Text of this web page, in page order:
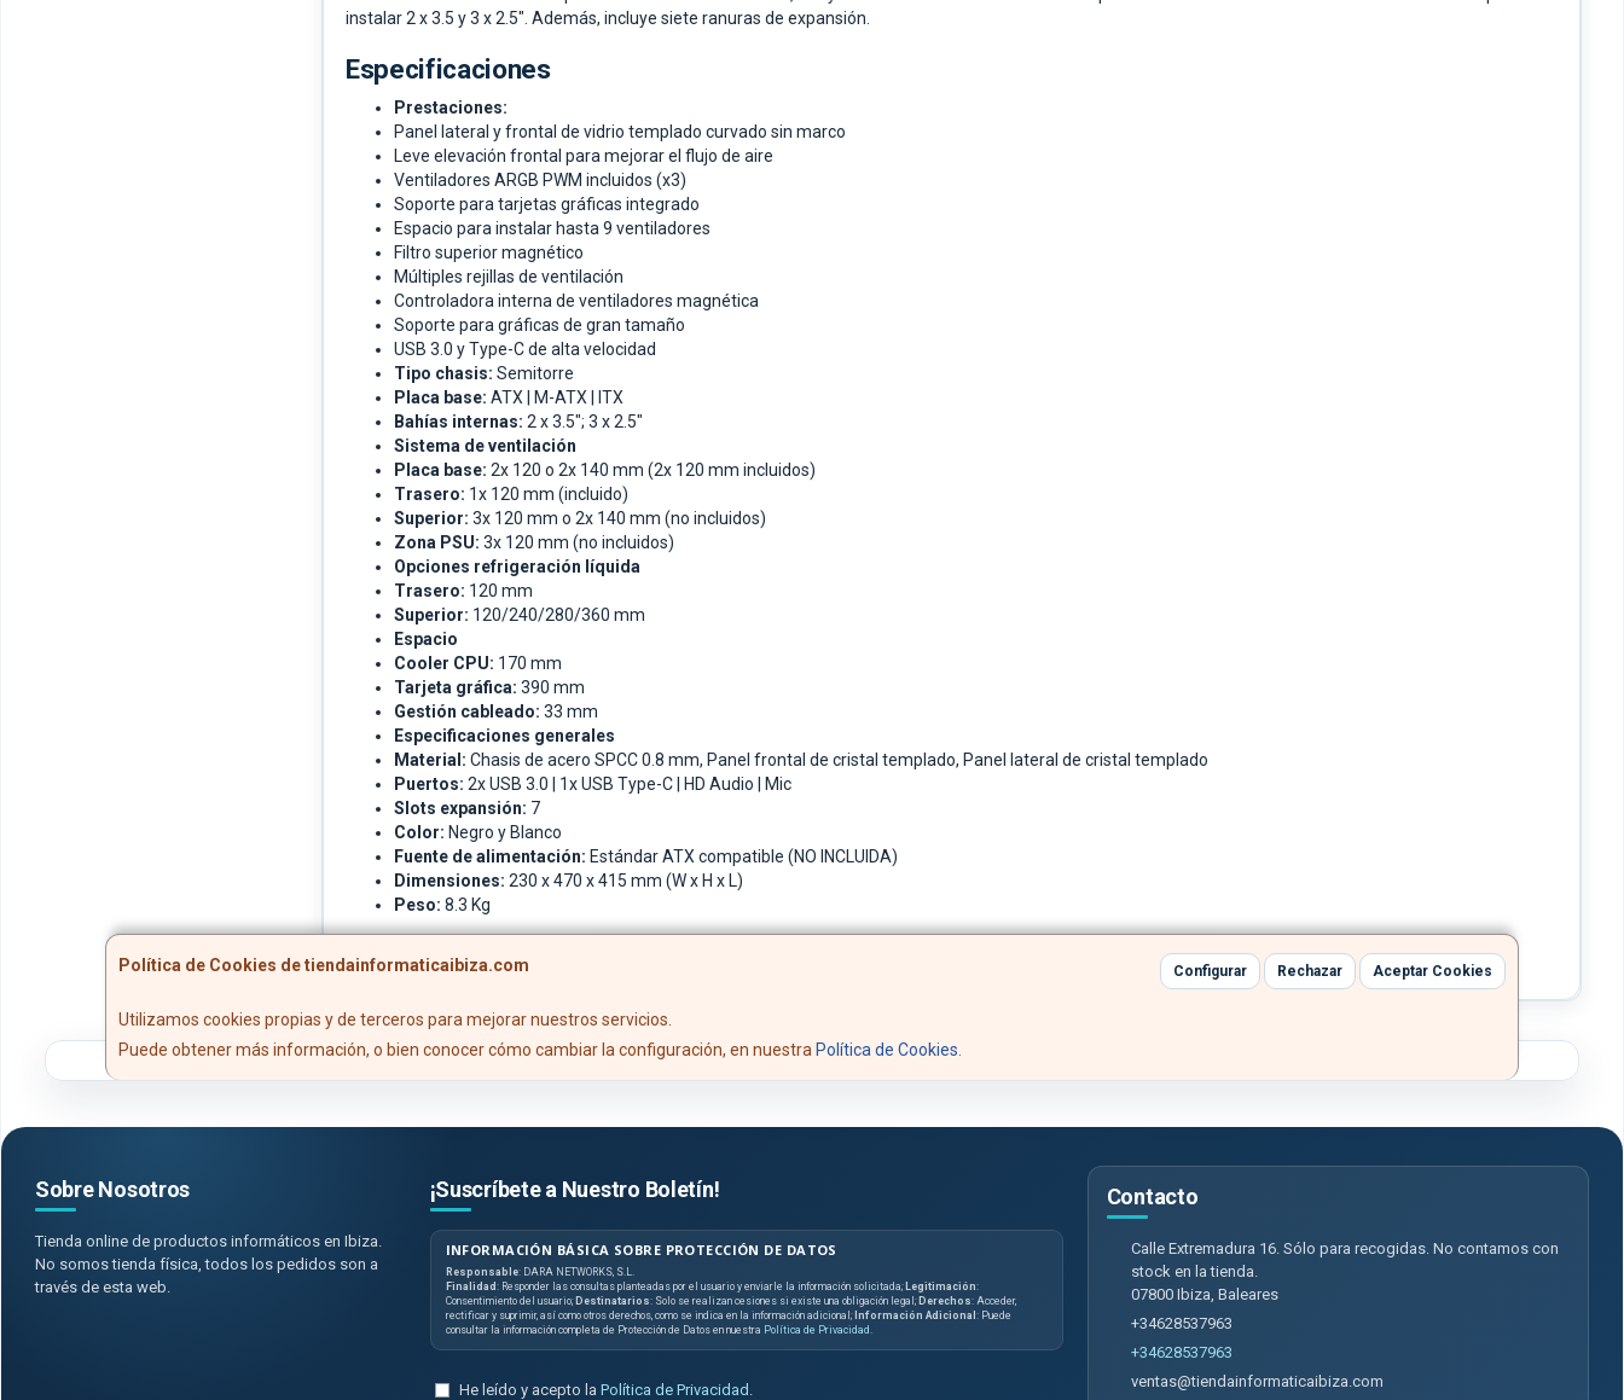
instalar 2 x 3.5 y 3 x 2.5". Además, incluye siete ranuras de expansión.
Especificaciones
Prestaciones:
Panel lateral y frontal de vidrio templado curvado sin marco
Leve elevación frontal para mejorar el flujo de aire
Ventiladores ARGB PWM incluidos (x3)
Soporte para tarjetas gráficas integrado
Espacio para instalar hasta 9 ventiladores
Filtro superior magnético
Múltiples rejillas de ventilación
Controladora interna de ventiladores magnética
Soporte para gráficas de gran tamaño
USB 3.0 y Type-C de alta velocidad
Tipo chasis: Semitorre
Placa base: ATX | M-ATX | ITX
Bahías internas: 2 x 3.5"; 3 x 2.5"
Sistema de ventilación
Placa base: 2x 120 o 2x 140 mm (2x 120 mm incluidos)
Trasero: 1x 120 mm (incluido)
Superior: 3x 120 mm o 2x 140 mm (no incluidos)
Zona PSU: 3x 120 mm (no incluidos)
Opciones refrigeración líquida
Trasero: 120 mm
Superior: 120/240/280/360 mm
Espacio
Cooler CPU: 170 mm
Tarjeta gráfica: 390 mm
Gestión cableado: 33 mm
Especificaciones generales
Material: Chasis de acero SPCC 0.8 mm, Panel frontal de cristal templado, Panel lateral de cristal templado
Puertos: 2x USB 3.0 | 1x USB Type-C | HD Audio | Mic
Slots expansión: 7
Color: Negro y Blanco
Fuente de alimentación: Estándar ATX compatible (NO INCLUIDA)
Dimensiones: 230 x 470 x 415 mm (W x H x L)
Peso: 8.3 Kg
Política de Cookies de tiendainformaticaibiza.com Configurar Rechazar Aceptar Cookies
Utilizamos cookies propias y de terceros para mejorar nuestros servicios.
Puede obtener más información, o bien conocer cómo cambiar la configuración, en nuestra Política de Cookies.
Sobre Nosotros
Tienda online de productos informáticos en Ibiza.
No somos tienda física, todos los pedidos son a
través de esta web.
¡Suscríbete a Nuestro Boletín!
INFORMACIÓN BÁSICA SOBRE PROTECCIÓN DE DATOS
Responsable: DARA NETWORKS, S.L.
Finalidad : Responder las consultas planteadas por el usuario y enviarle la información solicitada; Legitimación:
Consentimiento del usuario; Destinatarios: Solo se realizan cesiones si existe una obligación legal; Derechos: Acceder,
rectificar y suprimir, así como otros derechos, como se indica en la información adicional; Información Adicional : Puede
consultar la información completa de Protección de Datos en nuestra Política de Privacidad.
He leído y acepto la Política de Privacidad .
Contacto
Calle Extremadura 16. Sólo para recogidas. No contamos con
stock en la tienda.
07800 Ibiza, Baleares
+34628537963
+34628537963
ventas@tiendainformaticaibiza.com